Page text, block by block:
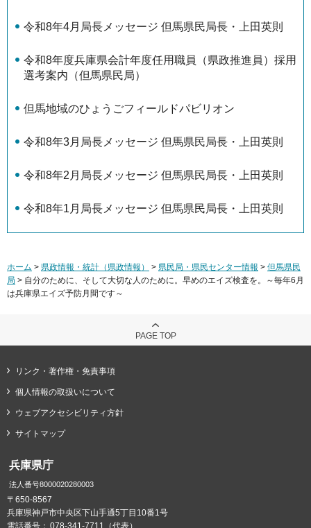
令和8年4月局長メッセージ 但馬県民局長・上田英則
令和8年度兵庫県会計年度任用職員（県政推進員）採用
選考案内（但馬県民局）
但馬地域のひょうごフィールドパビリオン
令和8年3月局長メッセージ 但馬県民局長・上田英則
令和8年2月局長メッセージ 但馬県民局長・上田英則
令和8年1月局長メッセージ 但馬県民局長・上田英則
ホーム > 県政情報・統計（県政情報） > 県民局・県民センター情報 > 但馬県民
局 > 自分のために、そして大切な人のために。早めのエイズ検査を。～毎年6月
は兵庫県エイズ予防月間です～
PAGE TOP
リンク・著作権・免責事項
個人情報の取扱いについて
ウェブアクセシビリティ方針
サイトマップ
兵庫県庁
法人番号8000020280003
〒650-8567
兵庫県神戸市中央区下山手通5丁目10番1号
電話番号： 078-341-7711（代表）